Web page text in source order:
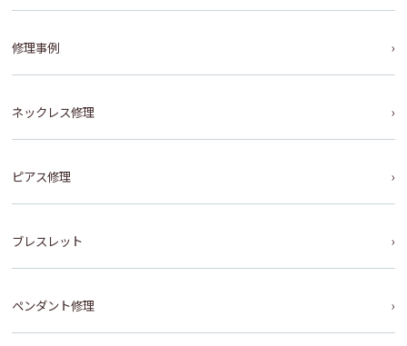
修理事例
ネックレス修理
ピアス修理
ブレスレット
ペンダント修理